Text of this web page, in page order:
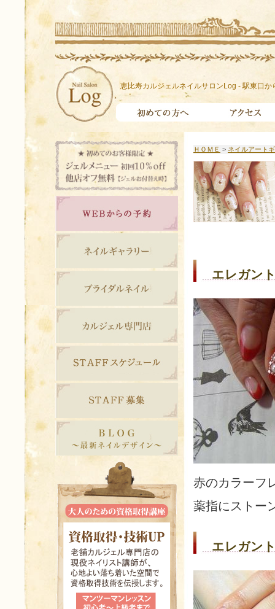
恵比寿カルジェルネイルサロンLog - 駅東口か
ＨＯＭＥ > ネイルアート
エレガン
赤のカラーフ
薬指にストー
エレガン